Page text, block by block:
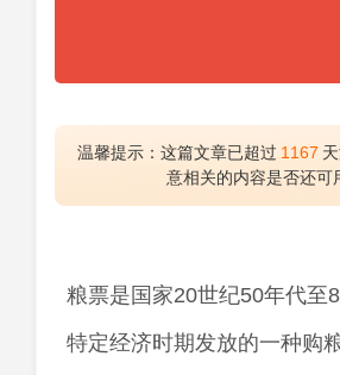
温馨提示：这篇文章已超过 1167
意相关的内容是否还可
粮票是国家20世纪50年代至
特定经济时期发放的一种购